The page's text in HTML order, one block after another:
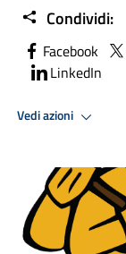
Condividi:
Facebook
LinkedIn
Vedi azioni